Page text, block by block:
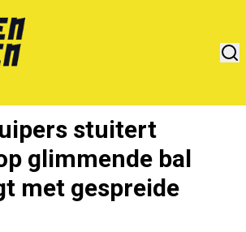
stuitert
glimmende bal
met gespreide